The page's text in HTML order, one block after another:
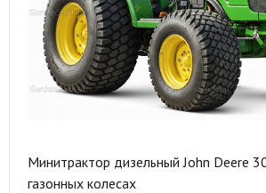
Минитрактор дизельный John Deere
газонных колесах